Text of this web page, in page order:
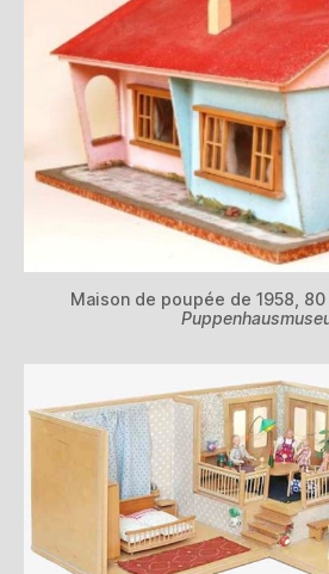
Maison de poupée de 1958,